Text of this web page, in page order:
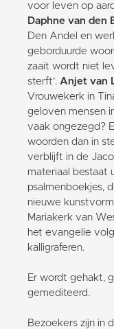
voor leven op
Daphne van den
Den Andel en
geborduurde
zaait wordt niet
sterft’. Anjet van
Vrouwekerk in
geloven mensen
vaak ongezegd?
woorden dan in
verblijft in de
materiaal bestaat
psalmenboekjes,
nieuwe
Mariakerk van
het evangelie
kalligraferen.
Er wordt gehakt,
gemediteerd.
Bezoekers zijn in